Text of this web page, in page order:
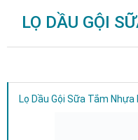
LỌ DẦU GỘI
Lọ Dầu Gội Sữa Tắm Nhựa